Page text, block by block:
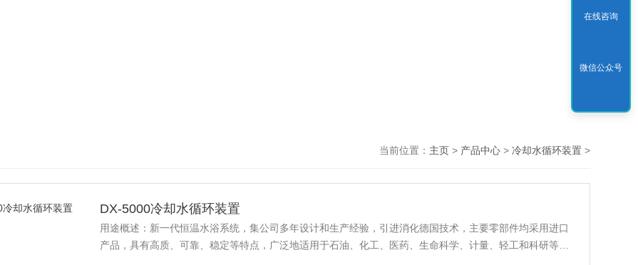
当前位置： 主页 > 产品中心 > 冷却水循环装置 >
DX-5000冷却水循环装置
用途概述：新一代恒温水浴系统，集公司多年设计和生产经验，引进消化德国技术，主要零部件均采用进口
产品，具有高质、可靠、稳定等特点，广泛地适用于石油、化工、医药、生命科学、计量、轻工和科研等领
在线咨询
微信公众号